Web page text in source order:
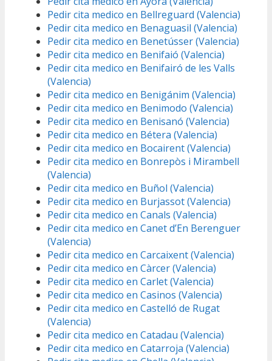
Pedir cita medico en Bellreguard (Valencia)
Pedir cita medico en Benaguasil (Valencia)
Pedir cita medico en Benetússer (Valencia)
Pedir cita medico en Benifaió (Valencia)
Pedir cita medico en Benifairó de les Valls
(Valencia)
Pedir cita medico en Benigánim (Valencia)
Pedir cita medico en Benimodo (Valencia)
Pedir cita medico en Benisanó (Valencia)
Pedir cita medico en Bétera (Valencia)
Pedir cita medico en Bocairent (Valencia)
Pedir cita medico en Bonrepòs i Mirambell
(Valencia)
Pedir cita medico en Buñol (Valencia)
Pedir cita medico en Burjassot (Valencia)
Pedir cita medico en Canals (Valencia)
Pedir cita medico en Canet d’En Berenguer
(Valencia)
Pedir cita medico en Carcaixent (Valencia)
Pedir cita medico en Càrcer (Valencia)
Pedir cita medico en Carlet (Valencia)
Pedir cita medico en Casinos (Valencia)
Pedir cita medico en Castelló de Rugat
(Valencia)
Pedir cita medico en Catadau (Valencia)
Pedir cita medico en Catarroja (Valencia)